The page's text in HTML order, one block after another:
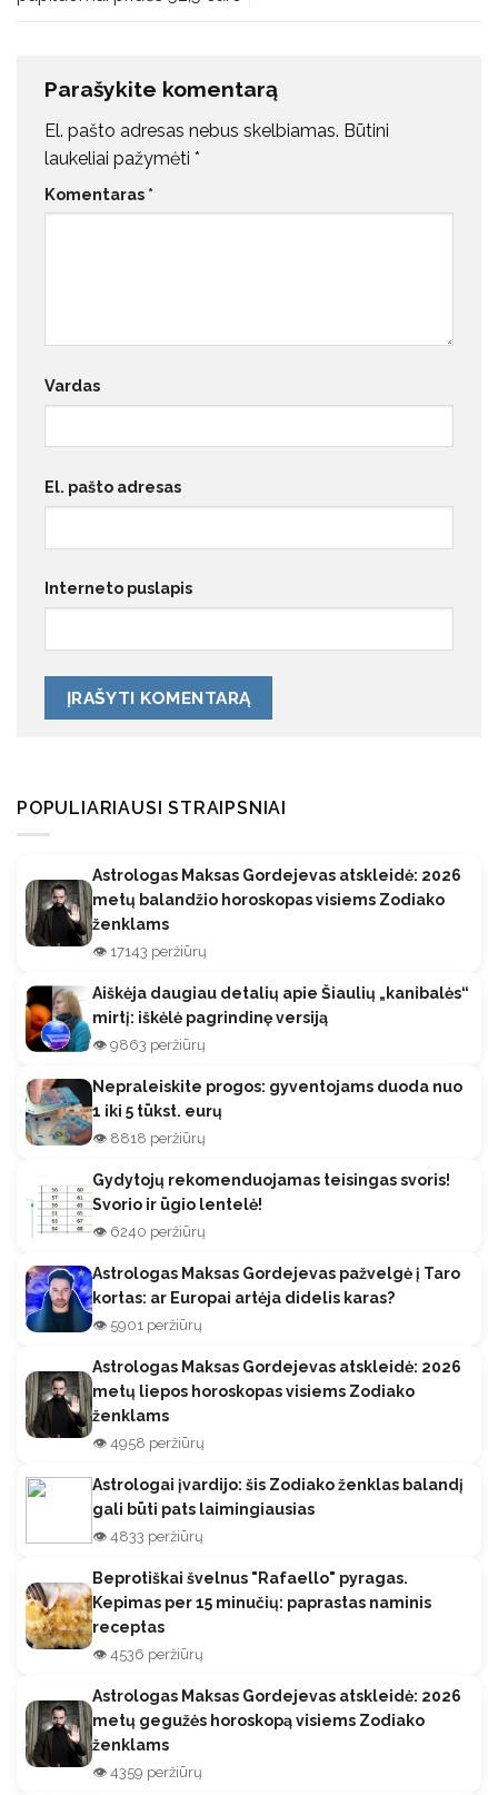
Parašykite komentarą
El. pašto adresas nebus skelbiamas. Būtini
laukeliai pažymėti *
Komentaras *
Vardas
El. pašto adresas
Interneto puslapis
POPULIARIAUSI STRAIPSNIAI
Astrologas Maksas Gordejevas atskleidė: 2026
metų balandžio horoskopas visiems Zodiako
ženklams
👁️ 17143 peržiūrų
Aiškėja daugiau detalių apie Šiaulių „kanibalės“
mirtį: iškėlė pagrindinę versiją
👁️ 9863 peržiūrų
Nepraleiskite progos: gyventojams duoda nuo
1 iki 5 tūkst. eurų
👁️ 8818 peržiūrų
Gydytojų rekomenduojamas teisingas svoris!
Svorio ir ūgio lentelė!
👁️ 6240 peržiūrų
Astrologas Maksas Gordejevas pažvelgė į Taro
kortas: ar Europai artėja didelis karas?
👁️ 5901 peržiūrų
Astrologas Maksas Gordejevas atskleidė: 2026
metų liepos horoskopas visiems Zodiako
ženklams
👁️ 4958 peržiūrų
Astrologai įvardijo: šis Zodiako ženklas balandį
gali būti pats laimingiausias
👁️ 4833 peržiūrų
Beprotiškai švelnus "Rafaello" pyragas.
Kepimas per 15 minučių: paprastas naminis
receptas
👁️ 4536 peržiūrų
Astrologas Maksas Gordejevas atskleidė: 2026
metų gegužės horoskopą visiems Zodiako
ženklams
👁️ 4359 peržiūrų